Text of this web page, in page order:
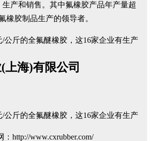
产和销售。其中氟橡胶产品年产量超
橡胶制品生产的领导者。
上海)有限公司
：http://www.cxrubber.com/